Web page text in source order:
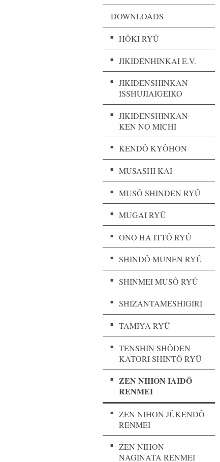
DOWNLOADS
HÔKI RYÛ
JIKIDENHINKAI E.V.
JIKIDENSHINKAN
ISSHUJIAIGEIKO
JIKIDENSHINKAN
KEN NO MICHI
KENDÔ KYÔHON
MUSASHI KAI
MUSÔ SHINDEN RYÛ
MUGAI RYÛ
ONO HA ITTÔ RYÛ
SHINDÔ MUNEN RYÛ
SHINMEI MUSÔ RYÛ
SHIZANTAMESHIGIRI
TAMIYA RYÛ
TENSHIN SHÔDEN
KATORI SHINTÔ RYÛ
ZEN NIHON IAIDÔ
RENMEI
ZEN NIHON JÛKENDÔ
RENMEI
ZEN NIHON
NAGINATA RENMEI